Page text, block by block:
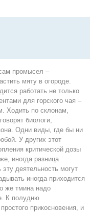
промысел –
мяту в огороде.
работать не только
для горского чая –
Ходить по склонам,
биологи,
Одни виды, где бы ни
У других этот
критической дозы
иногда разница
деятельность могут
иногда приходится
же тмина надо
К полудню
прикосновения, и